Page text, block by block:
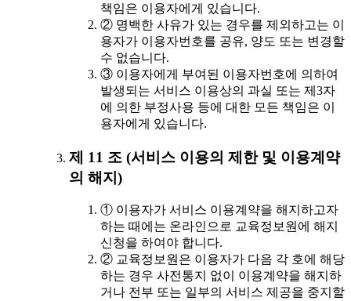
책임은 이용자에게 있습니다.
② 명백한 사유가 있는 경우를 제외하고는 이
용자가 이용자번호를 공유, 양도 또는 변경할
수 없습니다.
③ 이용자에게 부여된 이용자번호에 의하여
발생되는 서비스 이용상의 과실 또는 제3자
에 의한 부정사용 등에 대한 모든 책임은 이
용자에게 있습니다.
제 11 조 (서비스 이용의 제한 및 이용계약
의 해지)
① 이용자가 서비스 이용계약을 해지하고자
하는 때에는 온라인으로 교육정보원에 해지
신청을 하여야 합니다.
② 교육정보원은 이용자가 다음 각 호에 해당
하는 경우 사전통지 없이 이용계약을 해지하
거나 전부 또는 일부의 서비스 제공을 중지할